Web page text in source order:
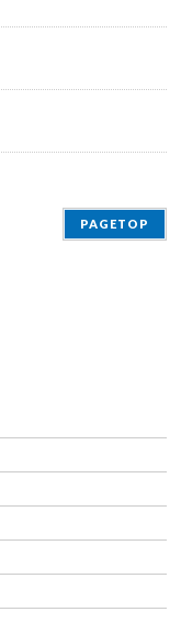
PAGETOP